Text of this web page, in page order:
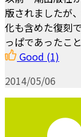
版されました
化も含めた復刻
っぱであったこ
Good (1)
2014/05/06